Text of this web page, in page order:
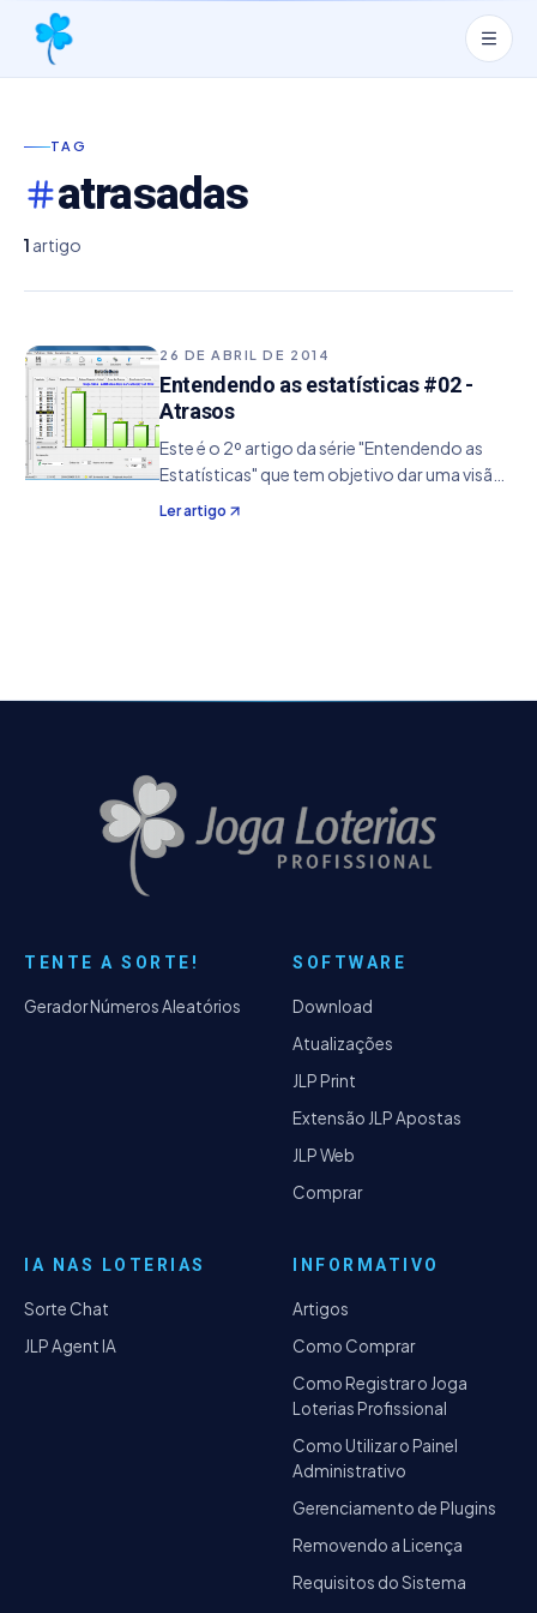
TAG
atrasadas
1 artigo
26 DE ABRIL DE 2014
Entendendo as estatísticas #02 -
Atrasos
Este é o 2º artigo da série "Entendendo as
Estatísticas" que tem objetivo dar uma visão
de conceito da sua utilização, ajudando de
um modo específico no aperfeiçoamento
Ler artigo
TENTE A SORTE!
Gerador Números Aleatórios
SOFTWARE
Download
Atualizações
JLP Print
Extensão JLP Apostas
JLP Web
Comprar
IA NAS LOTERIAS
Sorte Chat
JLP Agent IA
INFORMATIVO
Artigos
Como Comprar
Como Registrar o Joga
Loterias Profissional
Como Utilizar o Painel
Administrativo
Gerenciamento de Plugins
Removendo a Licença
Requisitos do Sistema